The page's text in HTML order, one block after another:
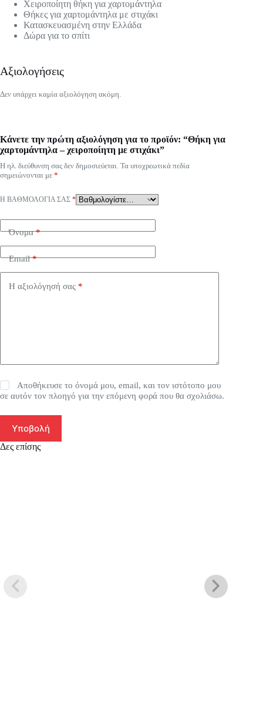
Χειροποίητη θήκη για χαρτομάντηλα
Θήκες για χαρτομάντηλα με στιχάκι
Κατασκευασμένη στην Ελλάδα
Δώρα για το σπίτι
Αξιολογήσεις
Δεν υπάρχει καμία αξιολόγηση ακόμη.
Κάνετε την πρώτη αξιολόγηση για το προϊόν: “Θήκη για
χαρτομάντηλα – χειροποίητη με στιχάκι”
Η ηλ. διεύθυνση σας δεν δημοσιεύεται. Τα υποχρεωτικά πεδία
σημειώνονται με *
Η ΒΑΘΜΟΛΟΓΊΑ ΣΑΣ *
Όνομα*
Email*
Η αξιολόγησή σας *
Αποθήκευσε το όνομά μου, email, και τον ιστότοπο μου
σε αυτόν τον πλοηγό για την επόμενη φορά που θα σχολιάσω.
Υποβολή
Δες επίσης